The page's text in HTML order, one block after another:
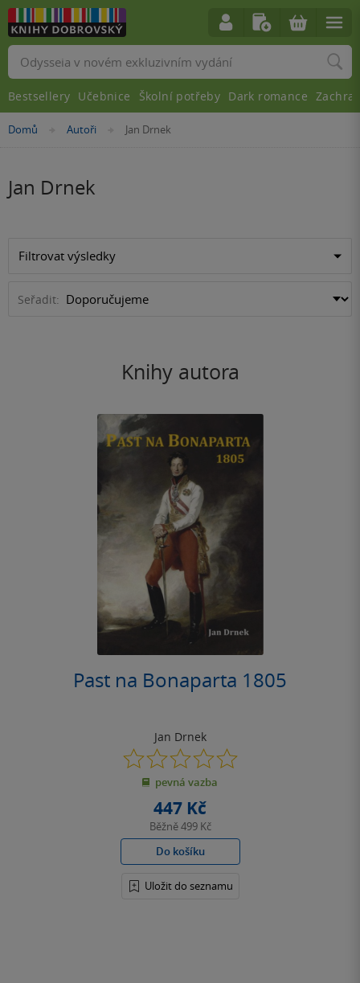
Nacházíte
Domů »Autoři »Jan Drnek
Jan Drnek
Filtrovat výsledky
Seřadit:
Knihy autora
Past na Bonaparta 1805
Jan Drnek
0.0
z
5
pevná vazba
447 Kč
Běžně499 Kč
Do košíku
Uložit do seznamu
Vyhledávání
Bestsellery Učebnice Školní potřeby Dark romance